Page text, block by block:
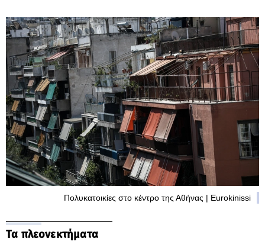
Πολυκατοικίες στο κέντρο της Αθήνας | Eurokinissi
Τα πλεονεκτήματα